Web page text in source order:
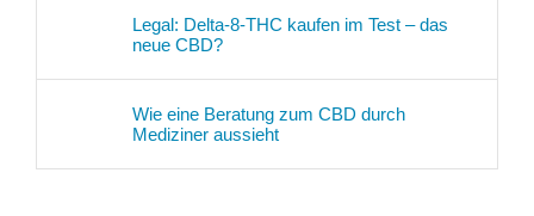
Legal: Delta-8-THC kaufen im Test – das
neue CBD?
Wie eine Beratung zum CBD durch
Mediziner aussieht